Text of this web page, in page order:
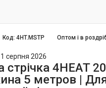
Оптом і в
Код:4HT.MSTP
серпня 2026
4HEAT
5 метров | Для